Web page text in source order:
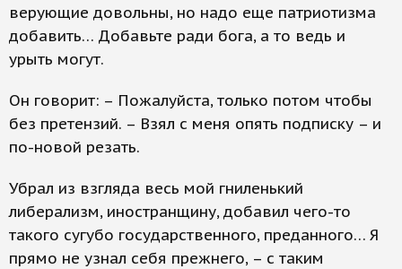
верующие довольны, но надо еще патриотизма
добавить… Добавьте ради бога, а то ведь и
урыть могут.
Он говорит: – Пожалуйста, только потом чтобы
без претензий. – Взял с меня опять подписку – и
по-новой резать.
Убрал из взгляда весь мой гниленький
либерализм, иностранщину, добавил чего-то
такого сугубо государственного, преданного… Я
прямо не узнал себя прежнего, – с таким